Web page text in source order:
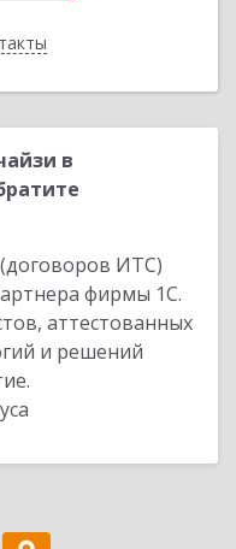
в
ИТС)
фирмы 1С.
аттестованных
и решений